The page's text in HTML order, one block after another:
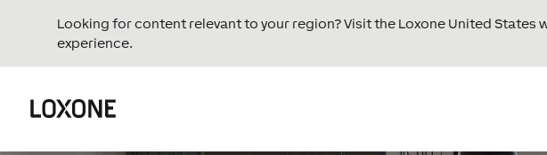
Looking for content relevant to your region? Visit the Loxone United States
experience.